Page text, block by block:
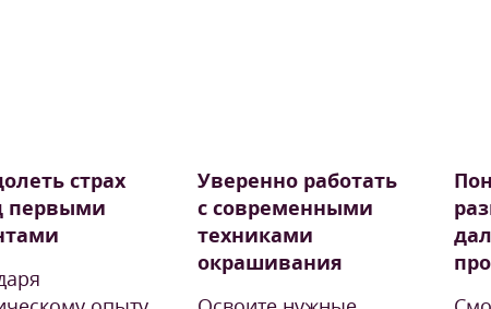
страх
первыми
Уверенно работать
с современными
техниками
окрашивания